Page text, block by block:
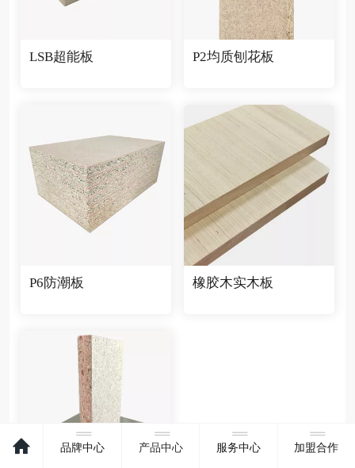
LSB超能板 P2均质刨花板
P6防潮板 橡胶木实木板
品牌中心 产品中心 服务中心 加盟合作